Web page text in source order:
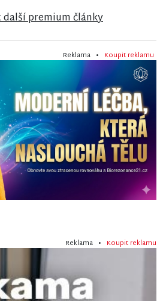
premium články
Reklama • Koupit reklamu
Reklama • Koupit reklamu